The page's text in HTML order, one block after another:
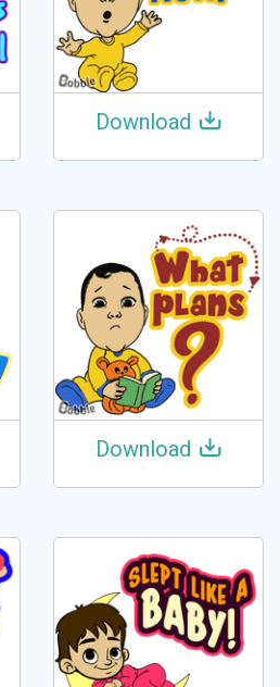
Download
Download